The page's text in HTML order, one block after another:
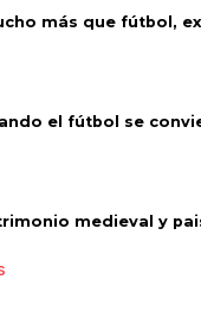
más que fútbol,
el fútbol se
medieval y